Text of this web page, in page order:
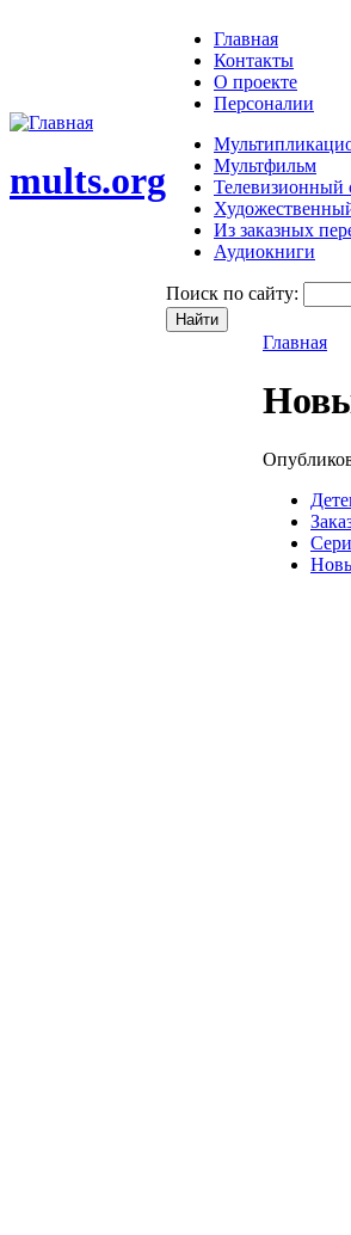
mults.org
Главная
Контакты
О проекте
Персоналии
Мультфильм
Телевизионный
Из заказных
Аудиокниги
Поиск по сайту:
Главная